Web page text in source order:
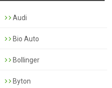
Audi
Bio Auto
Bollinger
Byton